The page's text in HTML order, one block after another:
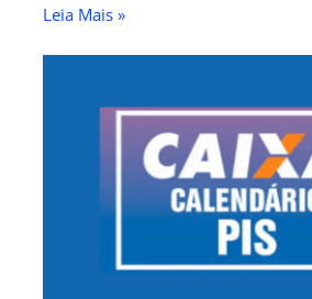
Leia Mais »